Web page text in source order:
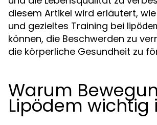
diesem Artikel wird erläutert,
und gezieltes Training bei
können, die Beschwerden zu
die körperliche Gesundheit zu
Warum
Lipödem wichtig